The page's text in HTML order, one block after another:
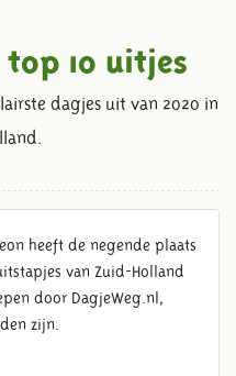
DE TOP 10
top 10 uitjes
dagjes uit van 2020 in
heeft de negende plaats
van Zuid-Holland
door DagjeWeg.nl,
zijn.